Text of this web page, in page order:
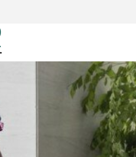
REPORTS